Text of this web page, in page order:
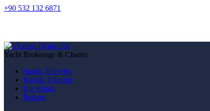
+90 532 132 6871
Yacht Brokerage & Charter
Satılık Tekneler
Kiralık Tekneler
Biz Kimiz
İletişim